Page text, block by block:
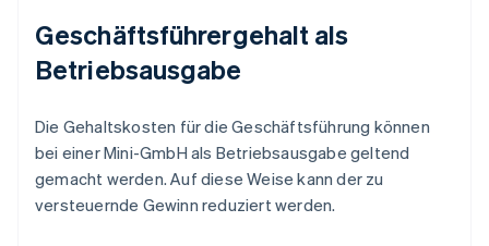
Geschäftsführergehalt als
Betriebsausgabe
Die Gehaltskosten für die Geschäftsführung können
bei einer Mini-GmbH als Betriebsausgabe geltend
gemacht werden. Auf diese Weise kann der zu
versteuernde Gewinn reduziert werden.